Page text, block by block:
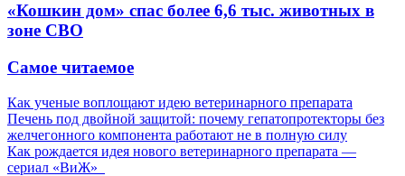
«Кошкин дом» спас более 6,6 тыс. животных в
зоне СВО
Самое читаемое
Как ученые воплощают идею ветеринарного препарата
Печень под двойной защитой: почему гепатопротекторы без
желчегонного компонента работают не в полную силу
Как рождается идея нового ветеринарного препарата —
сериал «ВиЖ»